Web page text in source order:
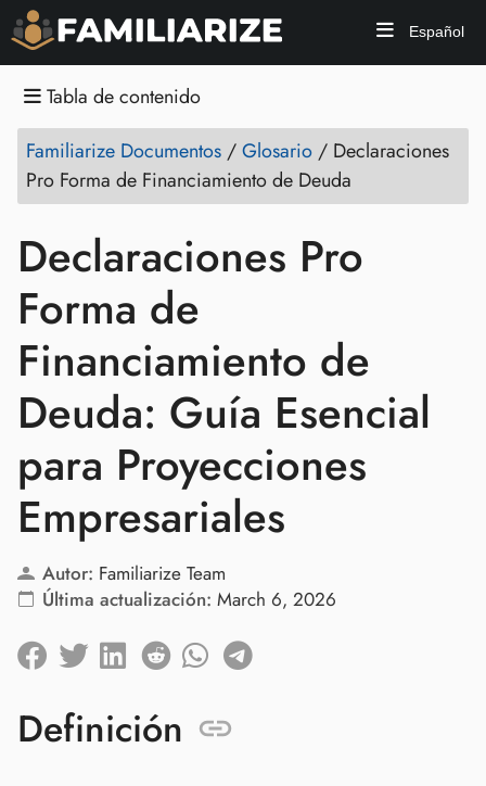
Español
Tabla de contenido
Familiarize Documentos /Glosario / Declaraciones
Pro Forma de Financiamiento de Deuda
Declaraciones Pro
Forma de
Financiamiento de
Deuda: Guía Esencial
para Proyecciones
Empresariales
Autor: Familiarize Team
Última actualización: March 6, 2026
Definición